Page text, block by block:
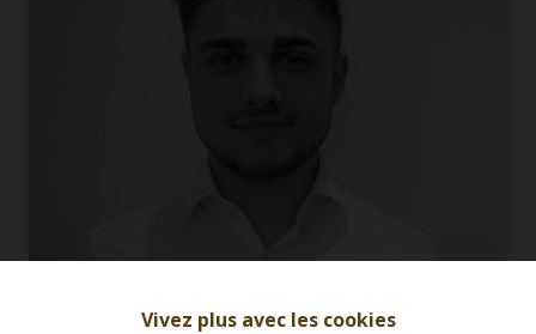
Vivez plus avec les cookies